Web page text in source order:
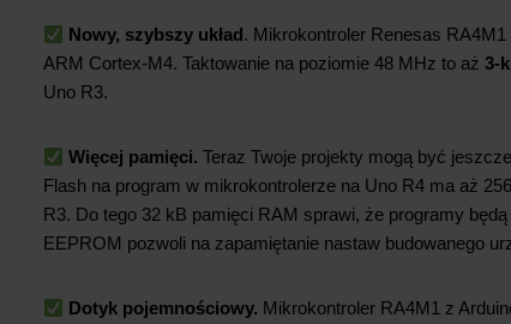
Nowy, szybszy układ. Mikrokontroler Renesas
ARM Cortex-M4. Taktowanie na poziomie 48 MHz to aż 3-
Uno R3.
Więcej pamięci. Teraz Twoje projekty mogą być
Flash na program w mikrokontrolerze na Uno R4 ma aż
R3. Do tego 32 kB pamięci RAM sprawi, że programy
EEPROM pozwoli na zapamiętanie nastaw budowanego
Dotyk pojemnościowy. Mikrokontroler RA4M1 z